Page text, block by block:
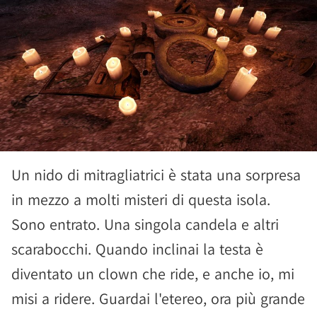
Un nido di mitragliatrici è stata una sorpresa
in mezzo a molti misteri di questa isola.
Sono entrato. Una singola candela e altri
scarabocchi. Quando inclinai la testa è
diventato un clown che ride, e anche io, mi
misi a ridere. Guardai l'etereo, ora più grande